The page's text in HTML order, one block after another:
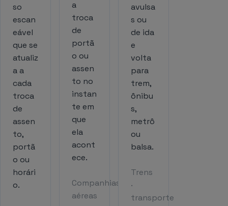
so
escan
eável
que se
atualiz
a a
cada
troca
de
assen
to,
portã
o ou
horári
o.
a
troca
de
portã
o ou
assen
to no
instan
te em
que
ela
acont
ece.
Companhias
aéreas
avulsa
s ou
de ida
e
volta
para
trem,
ônibu
s,
metrô
ou
balsa.
Trens
·
transporte